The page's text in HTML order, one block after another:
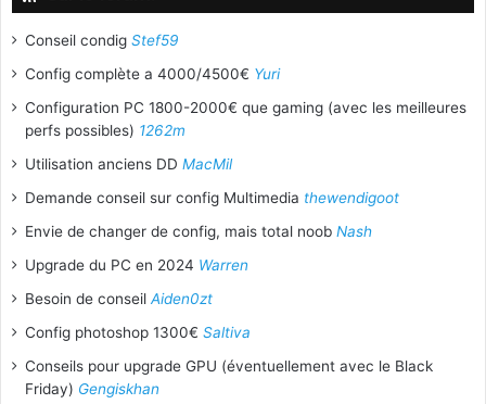
Conseil condig Stef59
Config complète a 4000/4500€ Yuri
Configuration PC 1800-2000€ que gaming (avec les meilleures
perfs possibles) 1262m
Utilisation anciens DD MacMil
Demande conseil sur config Multimedia thewendigoot
Envie de changer de config, mais total noob Nash
Upgrade du PC en 2024 Warren
Besoin de conseil Aiden0zt
Config photoshop 1300€ Saltiva
Conseils pour upgrade GPU (éventuellement avec le Black
Friday) Gengiskhan